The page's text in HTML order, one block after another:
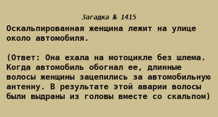
Загадка № 1415
Оскальпированная женщина лежит на улице
около автомобиля.
(Ответ: Она ехала на мотоцикле без шлема.
Когда автомобиль обогнал ее, длинные
волосы женщины зацепились за автомобильную
антенну. В результате этой аварии волосы
были выдраны из головы вместе со скальпом)